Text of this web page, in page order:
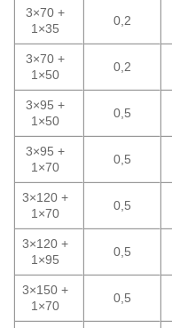
3×70 +
1×35
0,2
3×70 +
1×50
0,2
3×95 +
1×50
0,5
3×95 +
1×70
0,5
3×120 +
1×70
0,5
3×120 +
1×95
0,5
3×150 +
1×70
0,5